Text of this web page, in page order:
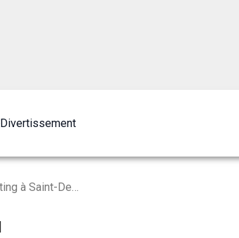
Divertissement
Les 10 Meilleures Agences de Marketing à Saint-Denis [2024]